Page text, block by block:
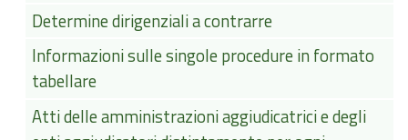
Determine dirigenziali a contrarre
Informazioni sulle singole procedure in formato
tabellare
Atti delle amministrazioni aggiudicatrici e degli